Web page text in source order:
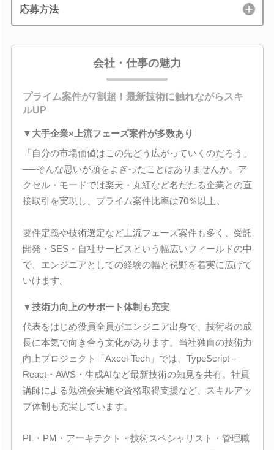
応募方法
会社・仕事の魅力
プライム案件が7割超！最新技術に触れながらスキ
ルUP
▼大手企業×上流フェーズ案件が多数あり
「自分の市場価値はこの先どう広がっていくのだろう」
──そんな思いが頭をよぎったことはありませんか。ア
クセル・モードでは楽天・丸紅など名だたる企業との直
接取引を実現し、プライム案件比率は70％以上。
要件定義や技術選定など上流フェーズ案件も多く、受託
開発・SES・自社サービスという幅広いフィールドの中
で、エンジニアとしての経験の幅と視野を着実に広げて
いけます。
▼技術力向上のサポート体制も充実
代表をはじめ役員全員がエンジニア出身で、技術者の成
長に本気で向き合う文化があります。当社独自の技術力
向上プロジェクト「Axcel-Tech」では、TypeScript＋
React・AWS・生成AIなど最新技術の知見を共有。社員
講師による勉強会実施や資格取得支援など、スキルアッ
プ体制も充実しています。
PL・PM・アーキテクト・技術スペシャリスト・管理職